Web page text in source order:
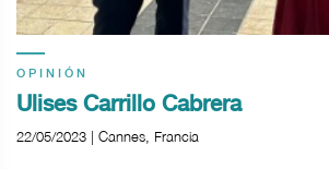
OPINIÓN
Ulises Carrillo Cabrera
22/05/2023 | Cannes, Francia